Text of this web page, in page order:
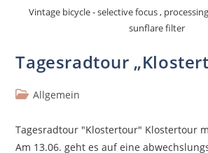
Vintage bicycle - selective focus ,
sunflare filter
Tagesradtour
Allgemein
Tagesradtour "Klostertour" Klostertour
Am 13.06. geht es auf eine